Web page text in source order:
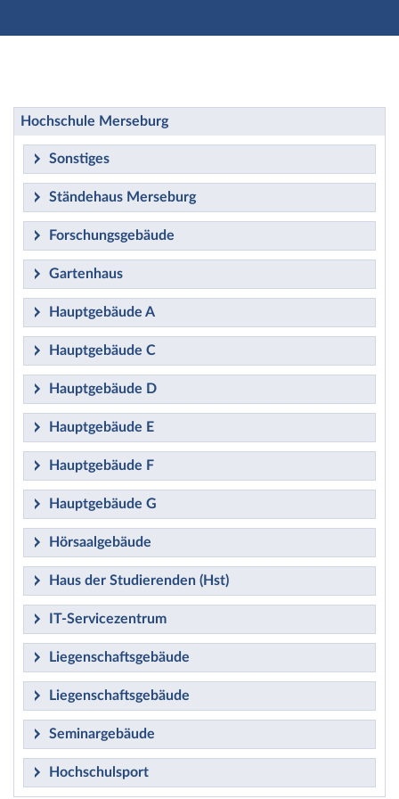
Hauptnavigation
Öffentlich zugängliche Raumpläne
Hochschule Merseburg
Sonstiges
Ständehaus Merseburg
Forschungsgebäude
Gartenhaus
Hauptgebäude A
Hauptgebäude C
Hauptgebäude D
Hauptgebäude E
Hauptgebäude F
Hauptgebäude G
Hörsaalgebäude
Haus der Studierenden (Hst)
IT-Servicezentrum
Liegenschaftsgebäude
Liegenschaftsgebäude
Seminargebäude
Hochschulsport